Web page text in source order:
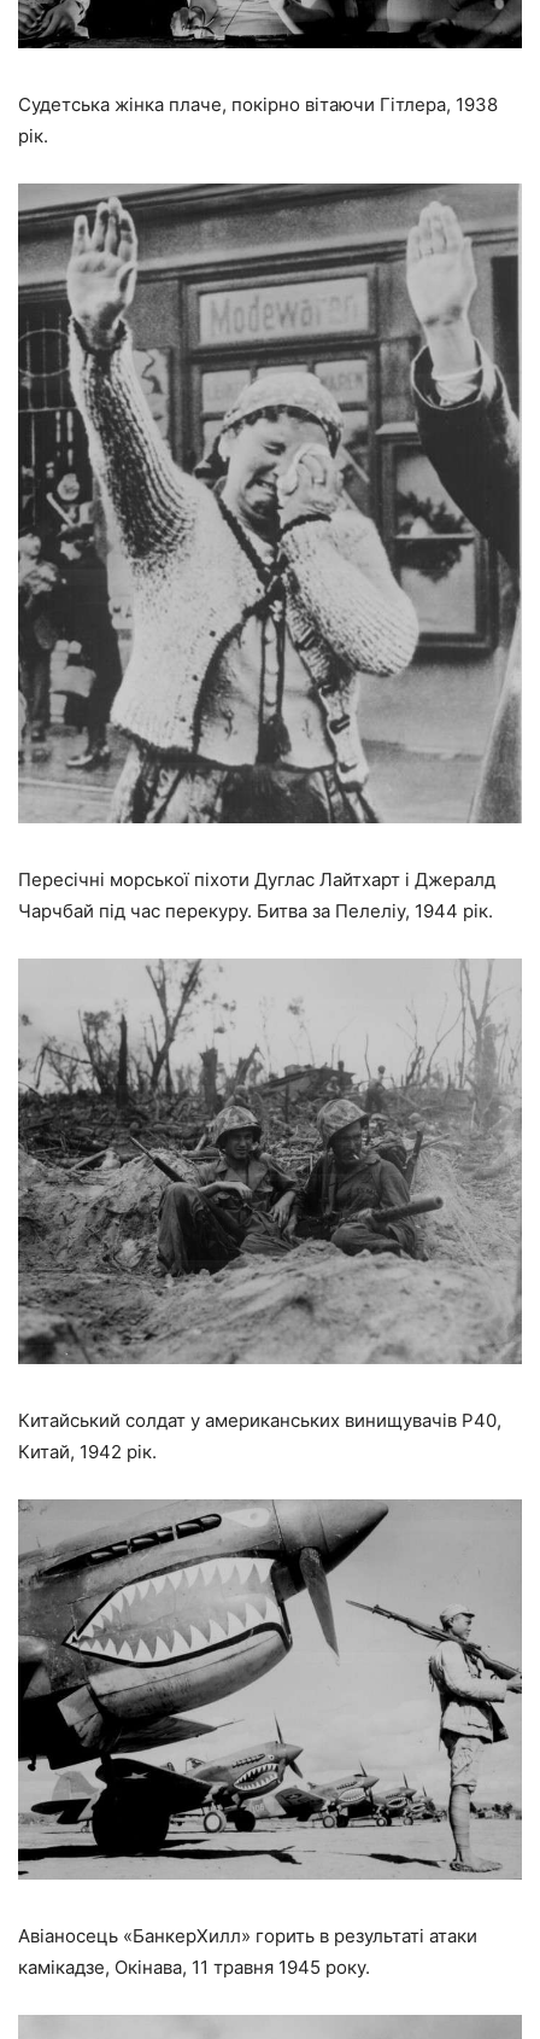
Судетська жінка плаче, покірно вітаючи Гітлера, 1938
рік.
Пересічні морської піхоти Дуглас Лайтхарт і Джералд
Чарчбай під час перекуру. Битва за Пелеліу, 1944 рік.
Китайський солдат у американських винищувачів P40,
Китай, 1942 рік.
Авіаносець «БанкерХилл» горить в результаті атаки
камікадзе, Окінава, 11 травня 1945 року.